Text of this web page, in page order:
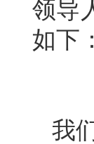
领导
如下：
我